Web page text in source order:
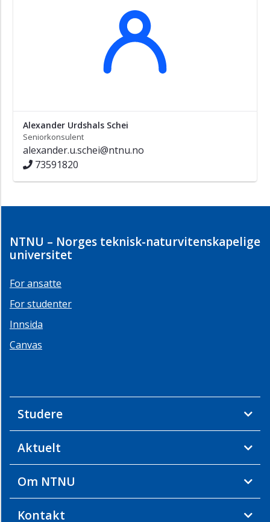
Alexander Urdshals Schei
Seniorkonsulent
alexander.u.schei@ntnu.no
73591820
NTNU – Norges teknisk-naturvitenskapelige
universitet
For ansatte
For studenter
Innsida
Canvas
Studere
Aktuelt
Om NTNU
Kontakt